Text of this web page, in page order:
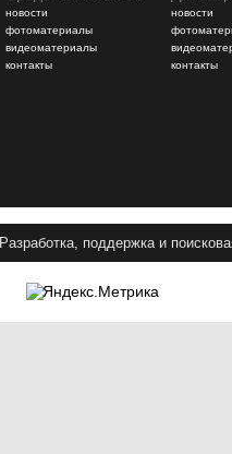
новости
фотоматериалы
видеоматериалы
контакты
новости
контакты
Разработка, поддержка и